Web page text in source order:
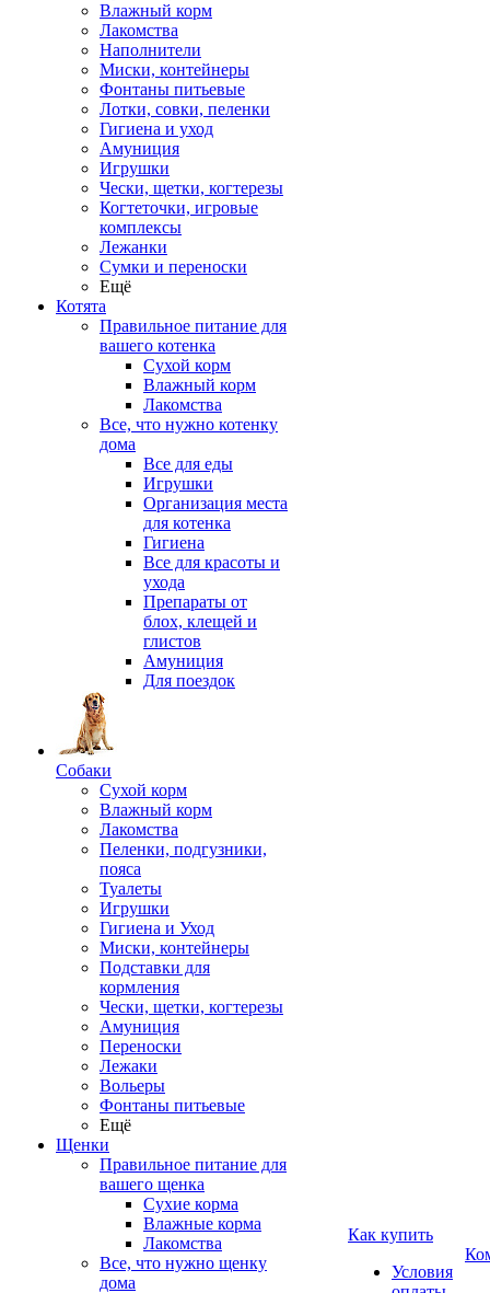
Влажный корм
Лакомства
Наполнители
Миски, контейнеры
Фонтаны питьевые
Лотки, совки, пеленки
Гигиена и уход
Амуниция
Игрушки
Чески, щетки, когтерезы
Когтеточки, игровые
комплексы
Лежанки
Сумки и переноски
Ещё
Котята
Правильное питание для
вашего котенка
Сухой корм
Влажный корм
Лакомства
Все, что нужно котенку
дома
Все для еды
Игрушки
Организация места
для котенка
Гигиена
Все для красоты и
ухода
Препараты от
блох, клещей и
глистов
Амуниция
Для поездок
Собаки
Сухой корм
Влажный корм
Лакомства
Пеленки, подгузники,
пояса
Туалеты
Игрушки
Гигиена и Уход
Миски, контейнеры
Подставки для
кормления
Чески, щетки, когтерезы
Амуниция
Переноски
Лежаки
Вольеры
Фонтаны питьевые
Ещё
Щенки
Правильное питание для
вашего щенка
Сухие корма
Влажные корма
Лакомства
Все, что нужно щенку
дома
Как купить
Условия